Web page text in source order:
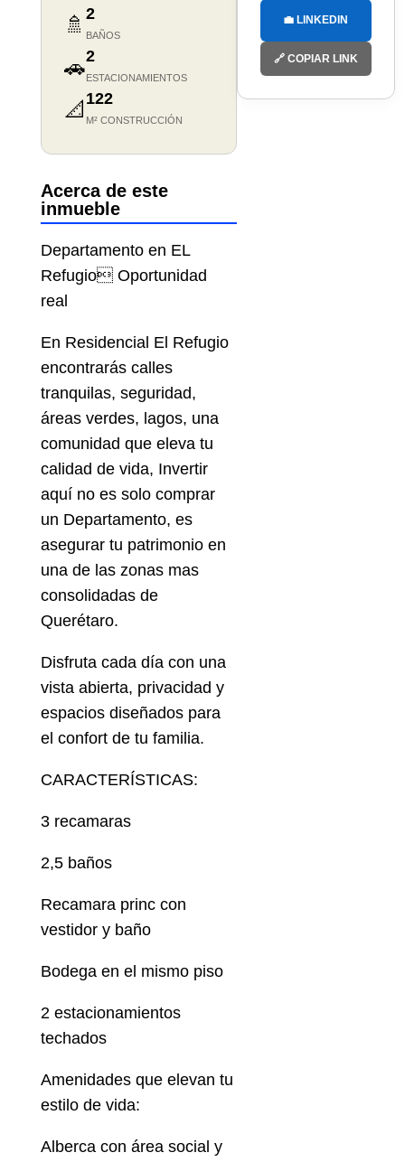
🚿 2
BAÑOS
🚗2
ESTACIONAMIENTOS
📐 122
M² CONSTRUCCIÓN
Acerca de este
inmueble
Departamento en EL
Refugio Oportunidad
real
En Residencial El Refugio
encontrarás calles
tranquilas, seguridad,
áreas verdes, lagos, una
comunidad que eleva tu
calidad de vida, Invertir
aquí no es solo comprar
un Departamento, es
asegurar tu patrimonio en
una de las zonas mas
consolidadas de
Querétaro.
Disfruta cada día con una
vista abierta, privacidad y
espacios diseñados para
el confort de tu familia.
CARACTERÍSTICAS:
3 recamaras
2,5 baños
Recamara princ con
vestidor y baño
Bodega en el mismo piso
2 estacionamientos
techados
Amenidades que elevan tu
estilo de vida:
Alberca con área social y
💼 LINKEDIN
🔗 COPIAR LINK